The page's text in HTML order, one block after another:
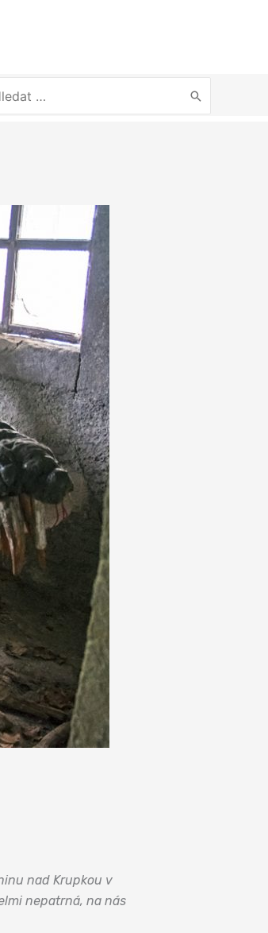
nad Krupkou v
nepatrná, na nás